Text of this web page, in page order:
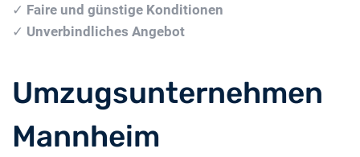
✓ Faire und günstige Konditionen
✓ Unverbindliches Angebot
Umzugsunternehmen
Mannheim